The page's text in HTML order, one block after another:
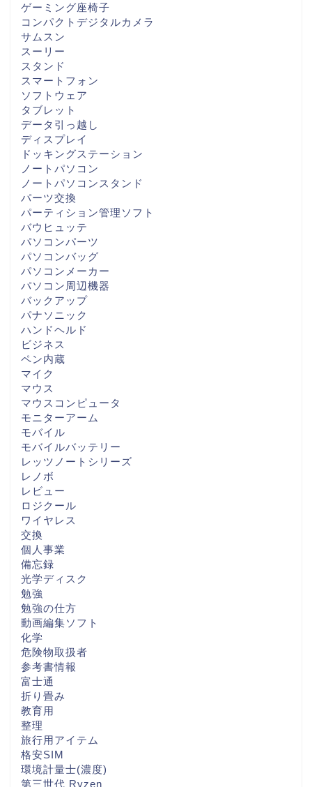
ゲーミング座椅子
コンパクトデジタルカメラ
サムスン
スーリー
スタンド
スマートフォン
ソフトウェア
タブレット
データ引っ越し
ディスプレイ
ドッキングステーション
ノートパソコン
ノートパソコンスタンド
パーツ交換
パーティション管理ソフト
バウヒュッテ
パソコンパーツ
パソコンバッグ
パソコンメーカー
パソコン周辺機器
バックアップ
パナソニック
ハンドヘルド
ビジネス
ペン内蔵
マイク
マウス
マウスコンピュータ
モニターアーム
モバイル
モバイルバッテリー
レッツノートシリーズ
レノボ
レビュー
ロジクール
ワイヤレス
交換
個人事業
備忘録
光学ディスク
勉強
勉強の仕方
動画編集ソフト
化学
危険物取扱者
参考書情報
富士通
折り畳み
教育用
整理
旅行用アイテム
格安SIM
環境計量士(濃度)
第三世代 Ryzen